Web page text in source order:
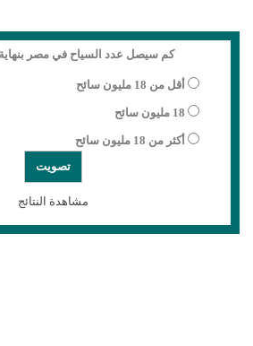
كم سيصل عدد السياح في مصر بنهاية
أقل من 18 مليون سائح
18 مليون سائح
أكثر من 18 مليون سائح
مشاهدة النتائج